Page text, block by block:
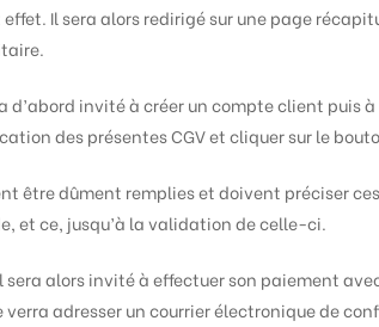
Il sera alors redirigé sur une page
d’abord invité à créer un compte client
des présentes CGV et cliquer sur le
être dûment remplies et doivent préciser
et ce, jusqu’à la validation de celle-ci.
alors invité à effectuer son paiement
adresser un courrier électronique de